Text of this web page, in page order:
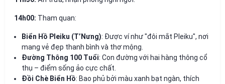
14h00: Tham quan:
Biển Hồ Pleiku (T’Nưng): Được ví như "đôi mắt Pleiku", nơi
mang vẻ đẹp thanh bình và thơ mộng.
Đường Thông 100 Tuổi: Con đường với hai hàng thông cổ
thụ – điểm sống ảo cực chất.
Đồi Chè Biển Hồ: Bao phủ bởi màu xanh bạt ngàn, thích